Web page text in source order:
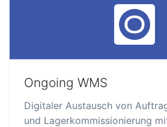
Ongoing WMS
Digitaler Austausch von
und Lagerkommissionierung